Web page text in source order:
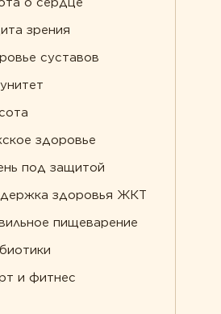
зрения
суставов
здоровье
под защитой
здоровья ЖКТ
пищеварение
и фитнес